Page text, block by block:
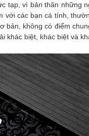
tạp, vì bản thân những
với các bạn cá tính,
bản, không có điểm
khác biệt, khác biệt và